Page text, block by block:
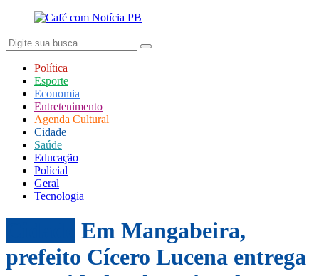
Política
Esporte
Economia
Entretenimento
Agenda Cultural
Cidade
Saúde
Educação
Policial
Geral
Tecnologia
Em Mangabeira,
prefeito Cícero Lucena entrega